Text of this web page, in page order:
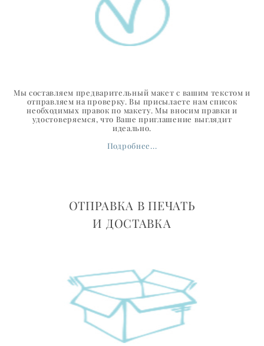
Мы составляем предварительный макет с вашим текстом и
отправляем на проверку. Вы присылаете нам список
необходимых правок по макету. Мы вносим правки и
удостоверяемся, что Ваше приглашение выглядит
идеально.
Подробнее...
ОТПРАВКА В ПЕЧАТЬ
И ДОСТАВКА